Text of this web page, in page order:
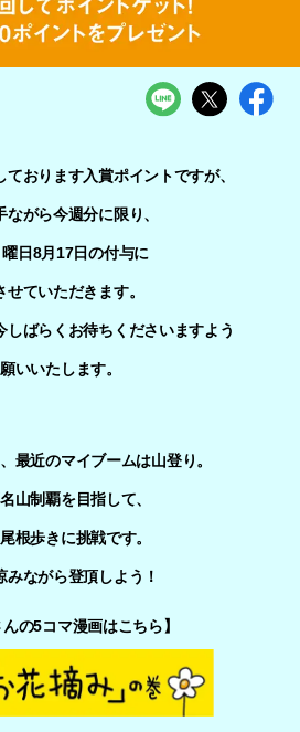
おります入賞ポイントですが、
ながら今週分に限り、
日8月17日の付与に
せていただきます。
しばらくお待ちくださいますよう
いいたします。
最近のマイブームは山登り。
山制覇を目指して、
根歩きに挑戦です。
みながら登頂しよう！
んの5コマ漫画はこちら】